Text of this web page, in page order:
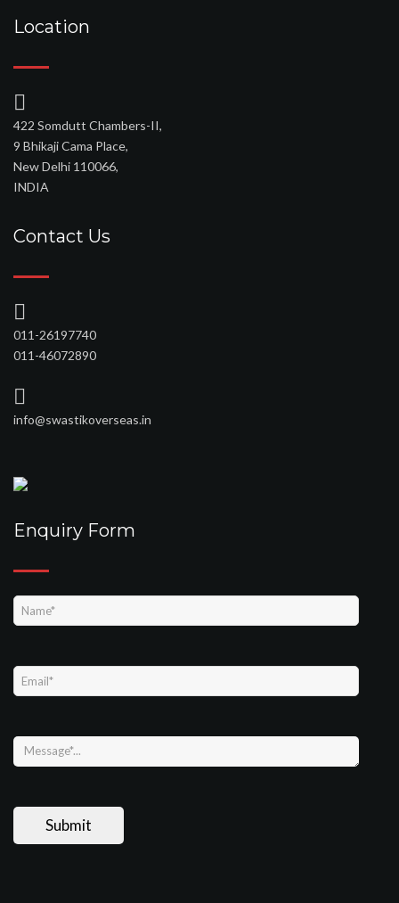
Location
422 Somdutt Chambers-II,
9 Bhikaji Cama Place,
New Delhi 110066,
INDIA
Contact Us
011-26197740
011-46072890
info@swastikoverseas.in
Enquiry Form